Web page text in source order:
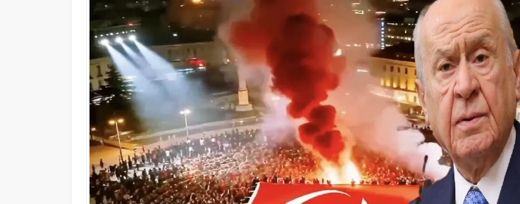
Devlet Bahçeli’den Erzincanlılara Selam Mesajı